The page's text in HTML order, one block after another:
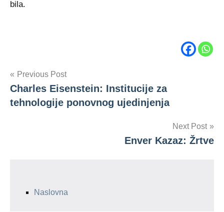
bila.
Tagsgeneracijska
pakost
Phil
Post
navigation
Previous Post
Charles Eisenstein: Institucije za
tehnologije ponovnog ujedinjenja
Next Post
Enver Kazaz: Žrtve
Naslovna